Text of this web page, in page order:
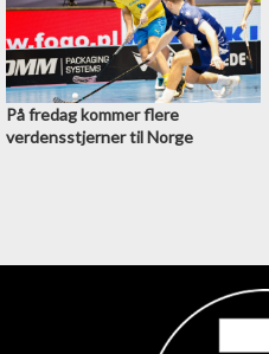
På fredag kommer flere
verdensstjerner til Norge